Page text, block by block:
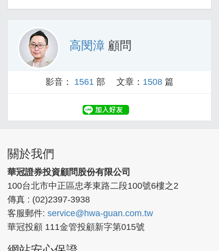
高閔漳 顧問
影音： 1561 部 文章： 1508 篇
關於我們
華冠證券投資顧問股份有限公司
100台北市中正區忠孝東路二段100號6樓之2
傳真 : (02)2397-3938
客服郵件: service@hwa-guan.com.tw
華冠投顧 111金管投顧新字第015號